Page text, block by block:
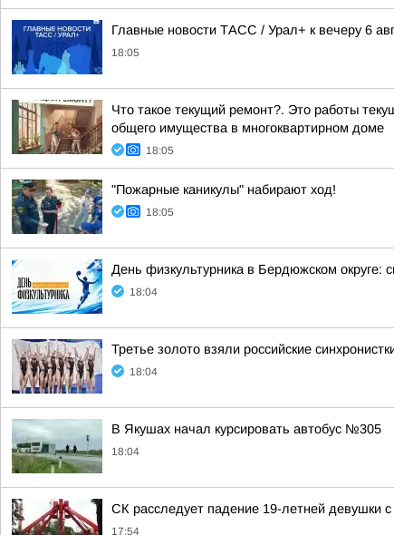
Главные новости ТАСС / Урал+ к вечеру 6
18:05
Что такое текущий ремонт?. Это работы
общего имущества в многоквартирном доме
18:05
"Пожарные каникулы" набирают ход!
18:05
День физкультурника в Бердюжском округе:
18:04
Третье золото взяли российские
18:04
В Якушах начал курсировать автобус №305
18:04
СК расследует падение 19-летней девушки
17:54